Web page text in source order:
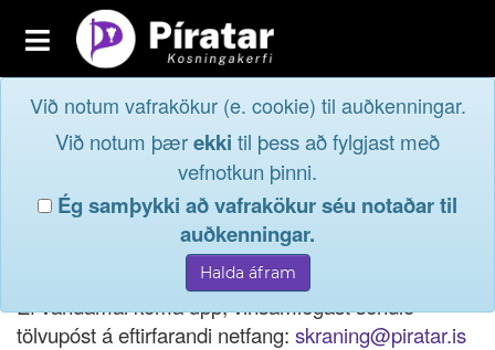
Toggle
navigation
Aðildarfélög
Innskrá
Við notum vafrakökur (e. cookie) til auðkenningar.
Við notum þærekki til þess að fylgjast með
vefnotkun þinni.
Ég samþykki að vafrakökur séu notaðar til
auðkenningar.
Innskráog taktu þátt í
lýðræðinu...
Ef þú hefur gleymt notendanafni þínu, þá má einnig
nota netfang eða kennitölu til innskráningar.
Ef vandamál koma upp, vinsamlegast sendið
tölvupóst á eftirfarandi netfang: skraning@piratar.is